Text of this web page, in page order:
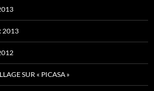
2013
SUR « PICASA »